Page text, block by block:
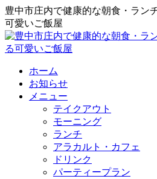
豊中市庄内で健康的な朝食・ラン
可愛いご飯屋
ホーム
お知らせ
メニュー
テイクアウト
モーニング
ランチ
アラカルト・カフェ
ドリンク
パーティープラン